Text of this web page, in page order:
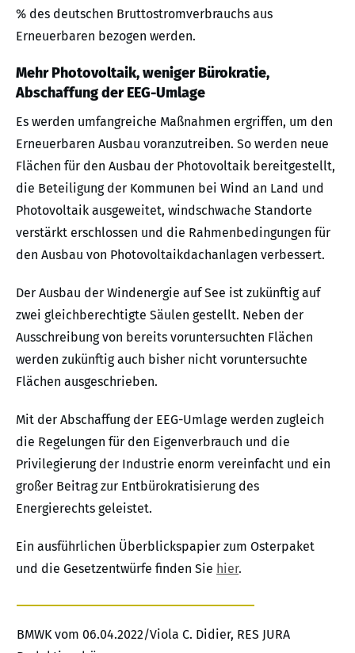
% des deutschen Bruttostromverbrauchs aus
Erneuerbaren bezogen werden.
Mehr Photovoltaik, weniger Bürokratie,
Abschaffung der EEG-Umlage
Es werden umfangreiche Maßnahmen ergriffen, um den
Erneuerbaren Ausbau voranzutreiben. So werden neue
Flächen für den Ausbau der Photovoltaik bereitgestellt,
die Beteiligung der Kommunen bei Wind an Land und
Photovoltaik ausgeweitet, windschwache Standorte
verstärkt erschlossen und die Rahmenbedingungen für
den Ausbau von Photovoltaikdachanlagen verbessert.
Der Ausbau der Windenergie auf See ist zukünftig auf
zwei gleichberechtigte Säulen gestellt. Neben der
Ausschreibung von bereits voruntersuchten Flächen
werden zukünftig auch bisher nicht voruntersuchte
Flächen ausgeschrieben.
Mit der Abschaffung der EEG-Umlage werden zugleich
die Regelungen für den Eigenverbrauch und die
Privilegierung der Industrie enorm vereinfacht und ein
großer Beitrag zur Entbürokratisierung des
Energierechts geleistet.
Ein ausführlichen Überblickspapier zum Osterpaket
und die Gesetzentwürfe finden Sie hier.
BMWK vom 06.04.2022/Viola C. Didier, RES JURA